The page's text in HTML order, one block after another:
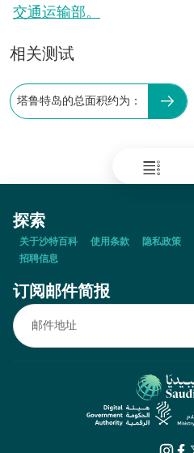
交通运输部。
相关测试
塔鲁特岛的总面积约为：
探索
关于沙特百科 使用条款 隐私政策
招聘信息
订阅邮件简报